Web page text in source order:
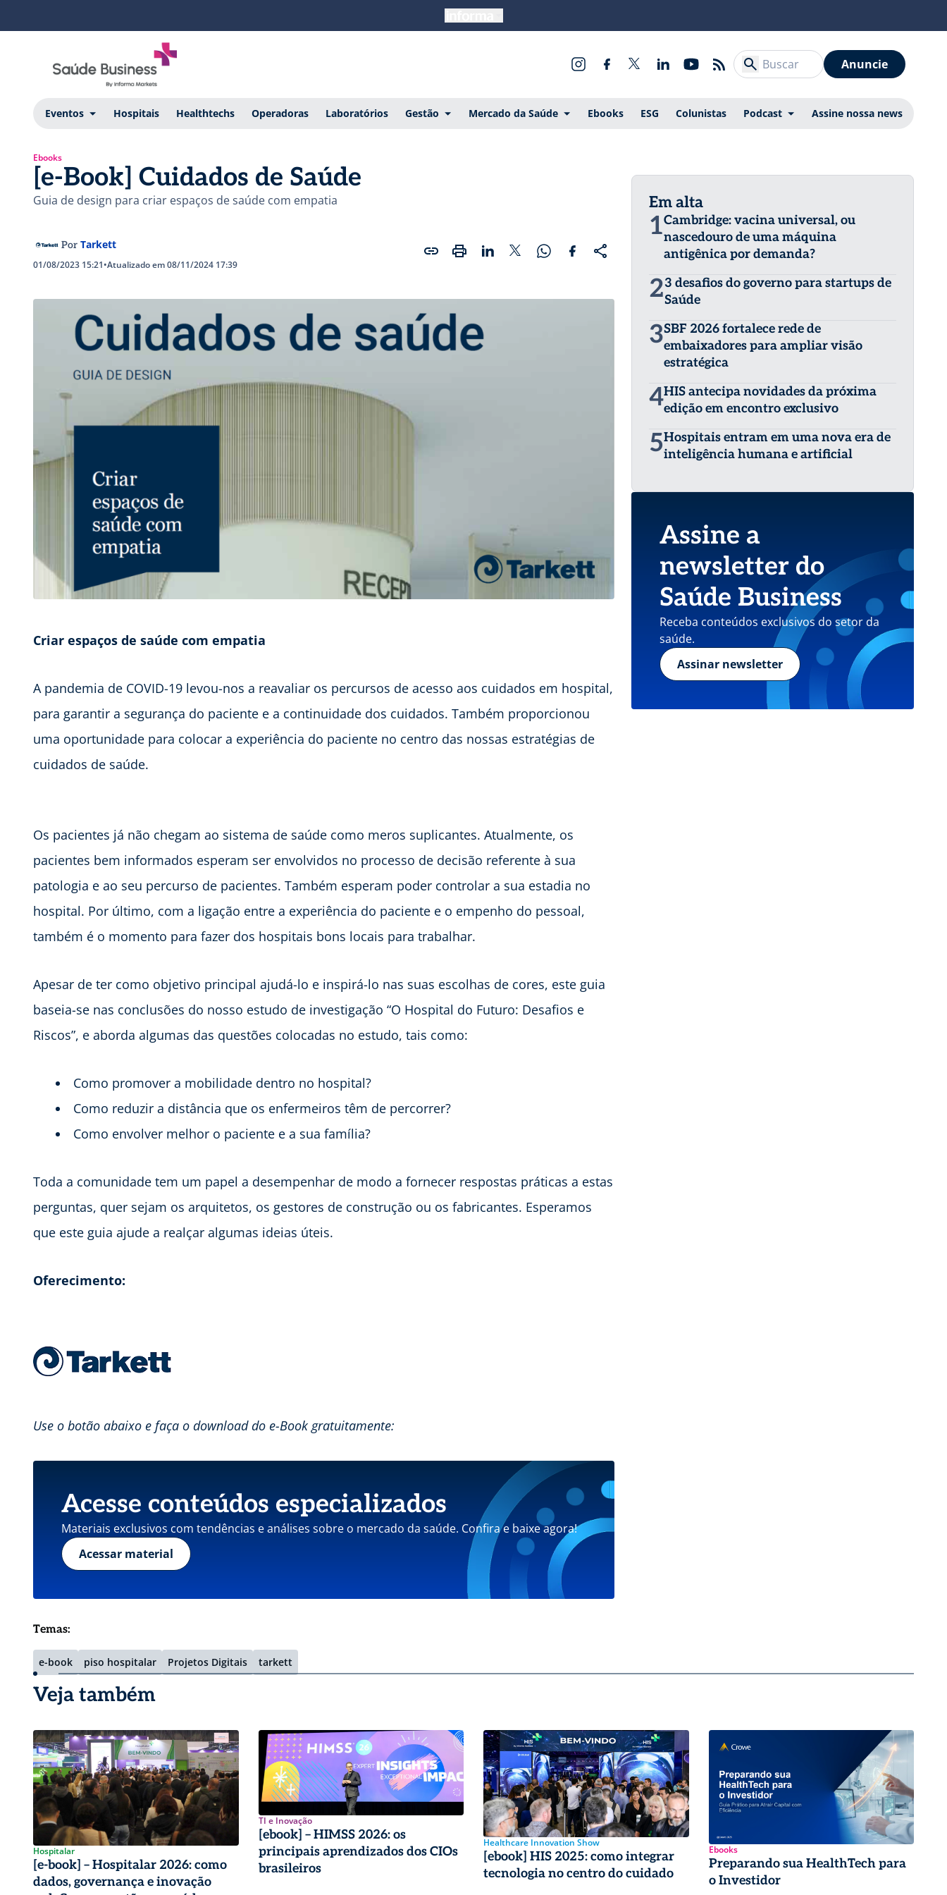
Anuncie
Eventos Hospitais Healthtechs Operadoras Laboratórios Gestão Mercado da Saúde Ebooks ESG Colunistas Podcast Assine nossa news
Ebooks
[e-Book] Cuidados de Saúde
Guia de design para criar espaços de saúde com empatia
Por Tarkett
01/08/2023 15:21•Atualizado em 08/11/2024 17:39
Criar espaços de saúde com empatia
A pandemia de COVID-19 levou-nos a reavaliar os percursos de acesso aos cuidados em hospital,
para garantir a segurança do paciente e a continuidade dos cuidados. Também proporcionou
uma oportunidade para colocar a experiência do paciente no centro das nossas estratégias de
cuidados de saúde.
Os pacientes já não chegam ao sistema de saúde como meros suplicantes. Atualmente, os
pacientes bem informados esperam ser envolvidos no processo de decisão referente à sua
patologia e ao seu percurso de pacientes. Também esperam poder controlar a sua estadia no
hospital. Por último, com a ligação entre a experiência do paciente e o empenho do pessoal,
também é o momento para fazer dos hospitais bons locais para trabalhar.
Apesar de ter como objetivo principal ajudá-lo e inspirá-lo nas suas escolhas de cores, este guia
baseia-se nas conclusões do nosso estudo de investigação “O Hospital do Futuro: Desafios e
Riscos”, e aborda algumas das questões colocadas no estudo, tais como:
Como promover a mobilidade dentro no hospital?
Como reduzir a distância que os enfermeiros têm de percorrer?
Como envolver melhor o paciente e a sua família?
Toda a comunidade tem um papel a desempenhar de modo a fornecer respostas práticas a estas
perguntas, quer sejam os arquitetos, os gestores de construção ou os fabricantes. Esperamos
que este guia ajude a realçar algumas ideias úteis.
Oferecimento:
Use o botão abaixo e faça o download do e-Book gratuitamente:
Acesse conteúdos especializados
Materiais exclusivos com tendências e análises sobre o mercado da saúde. Confira e baixe agora!
Acessar material
Temas:
e-book piso hospitalar Projetos Digitais tarkett
Em alta
1Cambridge: vacina universal, ou
nascedouro de uma máquina
antigênica por demanda?
23 desafios do governo para startups de
Saúde
3SBF 2026 fortalece rede de
embaixadores para ampliar visão
estratégica
4HIS antecipa novidades da próxima
edição em encontro exclusivo
5Hospitais entram em uma nova era de
inteligência humana e artificial
Assine a
newsletter do
Saúde Business
Receba conteúdos exclusivos do setor da
saúde.
Assinar newsletter
Veja também
Hospitalar
[e-book] – Hospitalar 2026: como
dados, governança e inovação
TI e Inovação
[ebook] – HIMSS 2026: os
principais aprendizados dos CIOs
brasileiros
Healthcare Innovation Show
[ebook] HIS 2025: como integrar
tecnologia no centro do cuidado
Ebooks
Preparando sua HealthTech para
o Investidor